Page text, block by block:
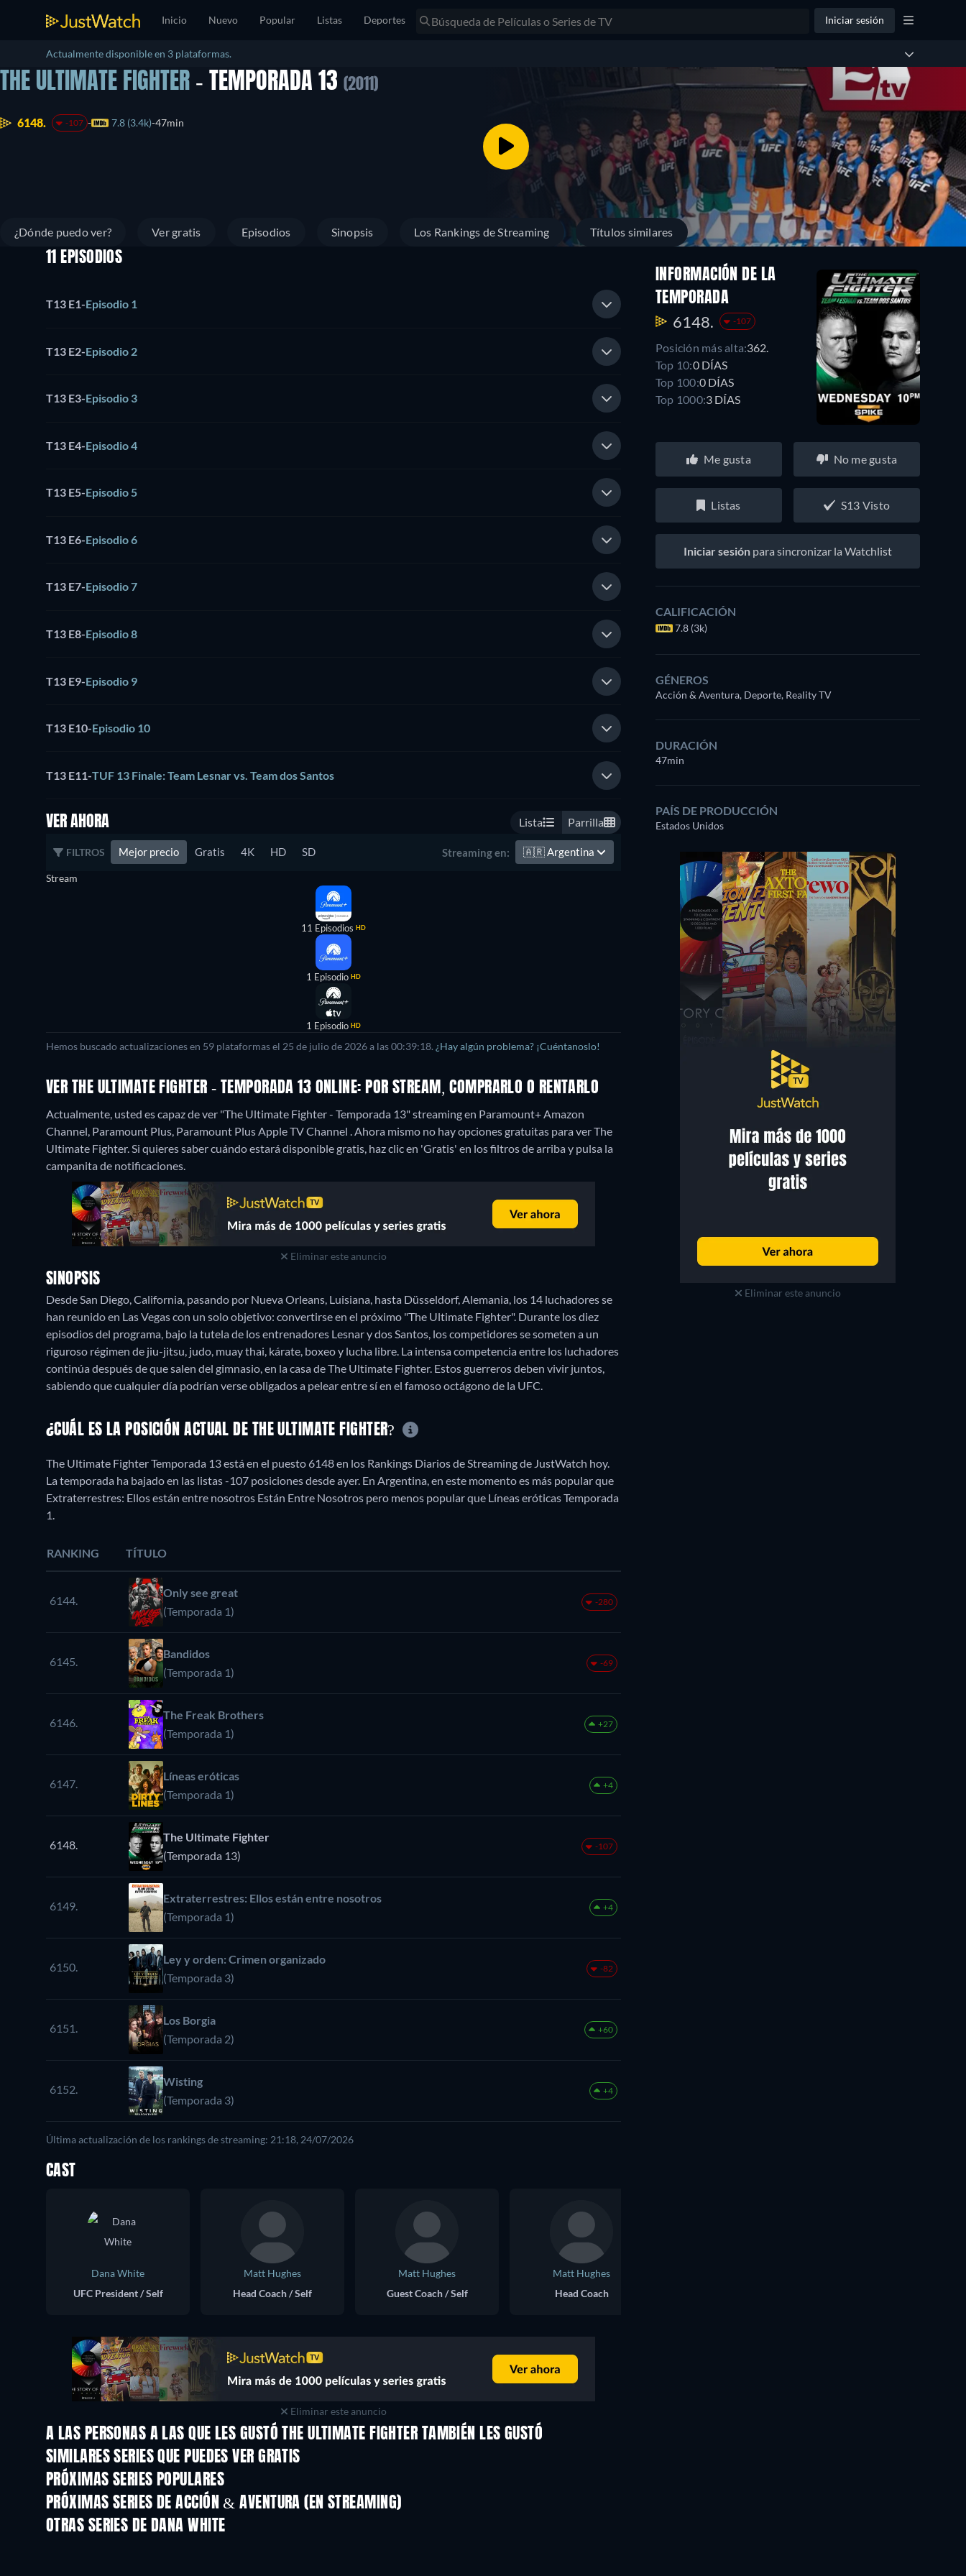
Inicio Nuevo Popular Listas Deportes Iniciar sesión
Actualmente disponible en 3 plataformas.
THE ULTIMATE FIGHTER - TEMPORADA 13 (2011)
6148. -107 7.8 (3.4k) 47min
¿Dónde puedo ver? Ver gratis Episodios Sinopsis Los Rankings de Streaming Títulos similares
11 EPISODIOS
T13 E1-Episodio 1
T13 E2-Episodio 2
T13 E3-Episodio 3
T13 E4-Episodio 4
T13 E5-Episodio 5
T13 E6-Episodio 6
T13 E7-Episodio 7
T13 E8-Episodio 8
T13 E9-Episodio 9
T13 E10-Episodio 10
T13 E11-TUF 13 Finale: Team Lesnar vs. Team dos Santos
VER AHORA Lista Parrilla
FILTROS Mejor precio Gratis 4K HD SD Streaming en: 🇦🇷Argentina
Stream
11 Episodios HD
1 Episodio HD
1 Episodio HD
Hemos buscado actualizaciones en 59 plataformas el 25 de julio de 2026 a las 00:39:18. ¿Hay algún problema? ¡Cuéntanoslo!
VER THE ULTIMATE FIGHTER - TEMPORADA 13 ONLINE: POR STREAM, COMPRARLO O RENTARLO
Actualmente, usted es capaz de ver "The Ultimate Fighter - Temporada 13" streaming en Paramount+ Amazon
Channel, Paramount Plus, Paramount Plus Apple TV Channel .Ahora mismo no hay opciones gratuitas para ver The
Ultimate Fighter. Si quieres saber cuándo estará disponible gratis, haz clic en 'Gratis' en los filtros de arriba y pulsa la
campanita de notificaciones.
Eliminar este anuncio
SINOPSIS
Desde San Diego, California, pasando por Nueva Orleans, Luisiana, hasta Düsseldorf, Alemania, los 14 luchadores se
han reunido en Las Vegas con un solo objetivo: convertirse en el próximo "The Ultimate Fighter". Durante los diez
episodios del programa, bajo la tutela de los entrenadores Lesnar y dos Santos, los competidores se someten a un
riguroso régimen de jiu-jitsu, judo, muay thai, kárate, boxeo y lucha libre. La intensa competencia entre los luchadores
continúa después de que salen del gimnasio, en la casa de The Ultimate Fighter. Estos guerreros deben vivir juntos,
INFORMACIÓN DE LA
TEMPORADA
6148. -107
Posición más alta:362.
Top 10:0 DÍAS
Top 100:0 DÍAS
Top 1000:3 DÍAS
Me gusta No me gusta
Listas S13 Visto
Iniciar sesión para sincronizar la Watchlist
CALIFICACIÓN
7.8 (3k)
GÉNEROS
Acción & Aventura, Deporte, Reality TV
DURACIÓN
47min
PAÍS DE PRODUCCIÓN
Estados Unidos
Eliminar este anuncio
¿CUÁL ES LA POSICIÓN ACTUAL DE THE ULTIMATE FIGHTER?
The Ultimate Fighter Temporada 13 está en el puesto 6148 en los Rankings Diarios de Streaming de JustWatch hoy.
La temporada ha bajado en las listas -107 posiciones desde ayer. En Argentina, en este momento es más popular que
Extraterrestres: Ellos están entre nosotros Están Entre Nosotros pero menos popular que Líneas eróticas Temporada
1.
RANKING TÍTULO
6144.
Only see great
(Temporada 1)
-280
6145.
Bandidos
(Temporada 1)
-69
6146.
The Freak Brothers
(Temporada 1)
+27
6147.
Líneas eróticas
(Temporada 1)
+4
6148.
The Ultimate Fighter
(Temporada 13)
-107
6149.
Extraterrestres: Ellos están entre nosotros
(Temporada 1)
+4
6150.
Ley y orden: Crimen organizado
(Temporada 3)
-82
6151.
Los Borgia
(Temporada 2)
+60
6152.
Wisting
(Temporada 3)
+4
Última actualización de los rankings de streaming: 21:18, 24/07/2026
CAST
Dana White
UFC President / Self
Matt Hughes
Head Coach / Self
Matt Hughes
Guest Coach / Self
Matt Hughes
Head Coach
Eliminar este anuncio
A LAS PERSONAS A LAS QUE LES GUSTÓ THE ULTIMATE FIGHTER TAMBIÉN LES GUSTÓ
TV TV
SIMILARES SERIES QUE PUEDES VER GRATIS
PRÓXIMAS SERIES POPULARES
TV
PRÓXIMAS SERIES DE ACCIÓN & AVENTURA (EN STREAMING)
Temporada 2 Temporada 2
OTRAS SERIES DE DANA WHITE
TV